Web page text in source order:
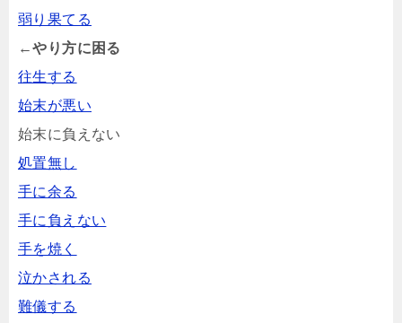
弱り果てる
←やり方に困る
往生する
始末が悪い
始末に負えない
処置無し
手に余る
手に負えない
手を焼く
泣かされる
難儀する